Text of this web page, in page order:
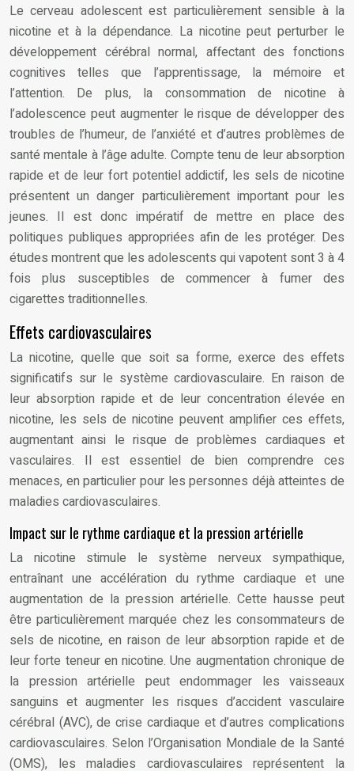
Le cerveau adolescent est particulièrement sensible à la
nicotine et à la dépendance. La nicotine peut perturber le
développement cérébral normal, affectant des fonctions
cognitives telles que l’apprentissage, la mémoire et
l’attention. De plus, la consommation de nicotine à
l’adolescence peut augmenter le risque de développer des
troubles de l’humeur, de l’anxiété et d’autres problèmes de
santé mentale à l’âge adulte. Compte tenu de leur absorption
rapide et de leur fort potentiel addictif, les sels de nicotine
présentent un danger particulièrement important pour les
jeunes. Il est donc impératif de mettre en place des
politiques publiques appropriées afin de les protéger. Des
études montrent que les adolescents qui vapotent sont 3 à 4
fois plus susceptibles de commencer à fumer des
cigarettes traditionnelles.
Effets cardiovasculaires
La nicotine, quelle que soit sa forme, exerce des effets
significatifs sur le système cardiovasculaire. En raison de
leur absorption rapide et de leur concentration élevée en
nicotine, les sels de nicotine peuvent amplifier ces effets,
augmentant ainsi le risque de problèmes cardiaques et
vasculaires. Il est essentiel de bien comprendre ces
menaces, en particulier pour les personnes déjà atteintes de
maladies cardiovasculaires.
Impact sur le rythme cardiaque et la pression artérielle
La nicotine stimule le système nerveux sympathique,
entraînant une accélération du rythme cardiaque et une
augmentation de la pression artérielle. Cette hausse peut
être particulièrement marquée chez les consommateurs de
sels de nicotine, en raison de leur absorption rapide et de
leur forte teneur en nicotine. Une augmentation chronique de
la pression artérielle peut endommager les vaisseaux
sanguins et augmenter les risques d’accident vasculaire
cérébral (AVC), de crise cardiaque et d’autres complications
cardiovasculaires. Selon l’Organisation Mondiale de la Santé
(OMS), les maladies cardiovasculaires représentent la